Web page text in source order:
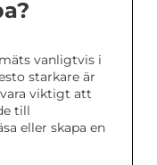
vanligtvis i
starkare är
viktigt att
till
eller skapa en